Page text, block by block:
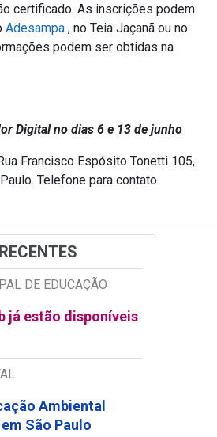
certificado. As inscrições podem
Adesampa , no Teia Jaçanã ou no
podem ser obtidas na
Digital no dias 6 e 13 de junho
Francisco Espósito Tonetti 105,
Telefone para contato
DE EDUCAÇÃO
já estão disponíveis
Ambiental
São Paulo